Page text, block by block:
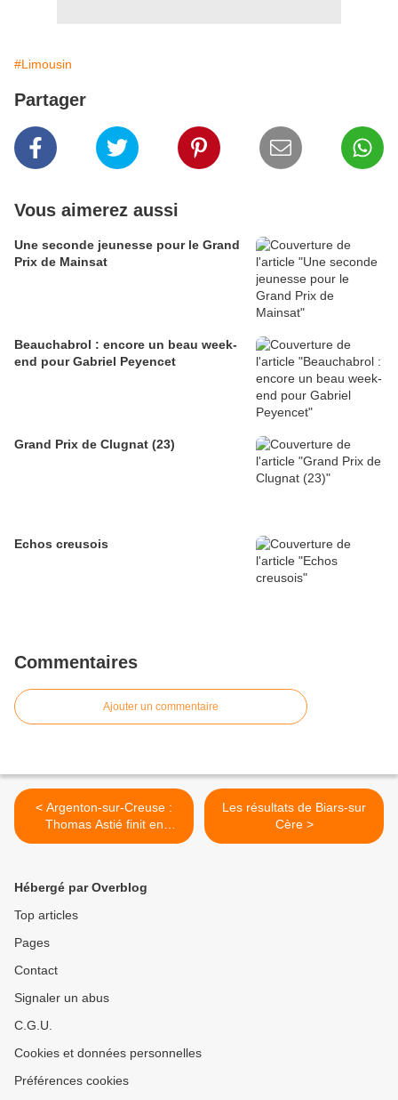
#Limousin
Partager
Vous aimerez aussi
Une seconde jeunesse pour le Grand
Prix de Mainsat
Beauchabrol : encore un beau week-
end pour Gabriel Peyencet
Grand Prix de Clugnat (23)
Echos creusois
Commentaires
Ajouter un commentaire
< Argenton-sur-Creuse :
Thomas Astié finit en
trombe
Les résultats de Biars-sur
Cère >
Hébergé par Overblog
Top articles
Pages
Contact
Signaler un abus
C.G.U.
Cookies et données personnelles
Préférences cookies